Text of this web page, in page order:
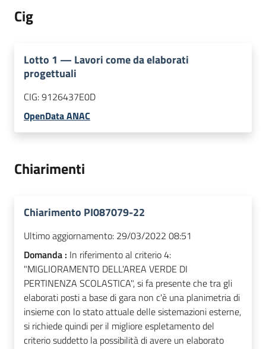
Cig
Lotto 1 — Lavori come da elaborati
progettuali
CIG:9126437E0D
OpenData ANAC
Chiarimenti
Chiarimento PI087079-22
Ultimo aggiornamento: 29/03/2022 08:51
Domanda : In riferimento al criterio 4:
"MIGLIORAMENTO DELL'AREA VERDE DI
PERTINENZA SCOLASTICA", si fa presente che tra gli
elaborati posti a base di gara non c'è una planimetria di
insieme con lo stato attuale delle sistemazioni esterne,
si richiede quindi per il migliore espletamento del
criterio suddetto la possibilità di avere un elaborato